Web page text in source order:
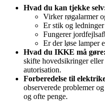
Hvad du kan tjekke
Virker røgalarmer
Er stik og
Fungerer
Er der løse lamper
Hvad du IKKE må gøre:
skifte hovedsikringer
autorisation.
Forberedelse til
observerede problemer
og ofte penge.